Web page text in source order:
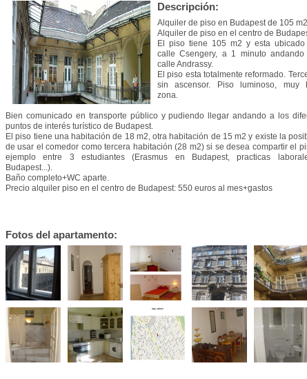
Descripción:
Alquiler de piso en Budapest de 105 m2
Alquiler de piso en el centro de
El piso tiene 105 m2 y esta
calle Csengery, a 1 minuto
calle Andrassy.
El piso esta totalmente reformado.
sin ascensor. Piso luminoso, muy
zona.
Bien comunicado en transporte público y pudiendo llegar andando a los
puntos de interés turístico de Budapest.
El piso tiene una habitación de 18 m2, otra habitación de 15 m2 y existe la
de usar el comedor como tercera habitación (28 m2) si se desea compartir el
ejemplo entre 3 estudiantes (Erasmus en Budapest, practicas
Budapest...).
Baño completo+WC aparte.
Precio alquiler piso en el centro de Budapest: 550 euros al mes+gastos
Fotos del apartamento: